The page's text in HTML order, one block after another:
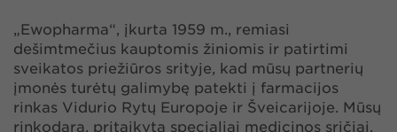
„Ewopharma“, įkurta 1959 m., remiasi
dešimtmečius kauptomis žiniomis ir patirtimi
sveikatos priežiūros srityje, kad mūsų partnerių
įmonės turėtų galimybę patekti į farmacijos
rinkas Vidurio Rytų Europoje ir Šveicarijoje. Mūsų
rinkodara, pritaikyta specialiai medicinos sričiai,